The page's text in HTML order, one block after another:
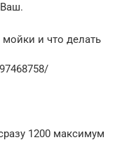
и что делать
1200 максимум